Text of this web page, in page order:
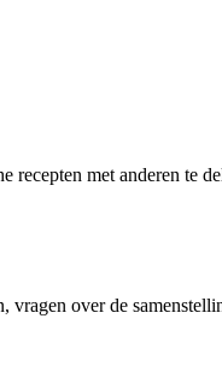
recepten met anderen te
vragen over de